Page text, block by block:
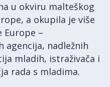
u okviru malteškog
a okupila je više
Europe –
agencija, nadležnih
mladih, istraživača i
rada s mladima.